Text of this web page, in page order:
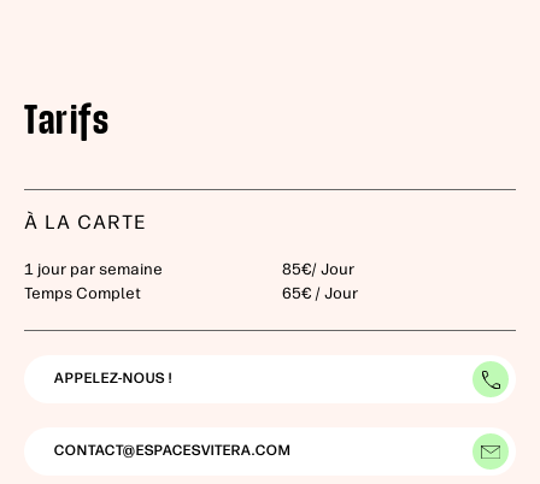
Tarifs
À LA CARTE
1 jour par semaine
85€/ Jour
Temps Complet
65€ / Jour
APPELEZ-NOUS !
CONTACT@ESPACESVITERA.COM